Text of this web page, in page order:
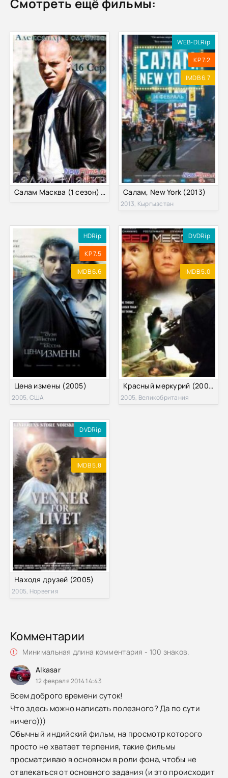
Салам Масква (1 сезон) (2014) 1 Серия
WEB-DLRip
KP 7.2
IMDB 6.7
Салам, New York (2013)
2013, Кыргызстан
HDRip
KP 7.5
IMDB 6.6
Цена измены (2005)
2005, США
DVDRip
IMDB 5.0
Красный меркурий (2005)
2005, Великобритания
DVDRip
IMDB 5.8
Находя друзей (2005)
2005, Норвегия
Комментарии
Минимальная длина комментария - 100 знаков.
Alkasar
12 февраля 2014 14:43
Всем доброго времени суток!
Что здесь можно написать полезного? Да по сути
ничего)))
Обычный индийский фильм, на просмотр которого
просто не хватает терпения, такие фильмы
просматриваю в основном в роли фона, чтобы не
отвлекаться от основного задания (и это происходит